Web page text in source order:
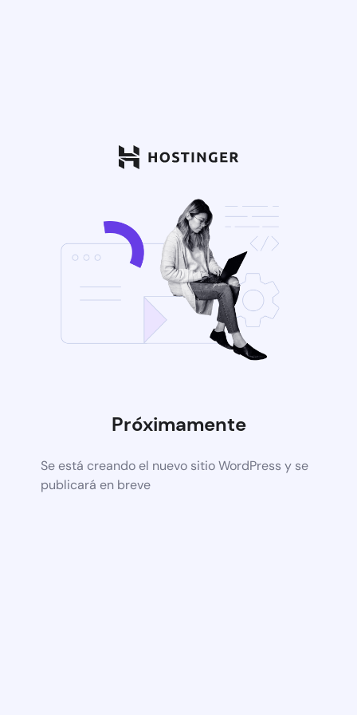
Próximamente
Se está creando el nuevo sitio WordPress y se
publicará en breve